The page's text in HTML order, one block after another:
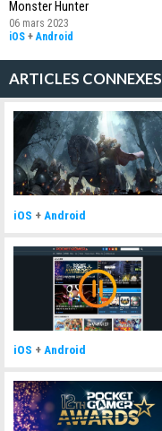
Monster Hunter
06 mars 2023
iOS +Android
ARTICLES CONNEXES
iOS + Android
iOS + Android